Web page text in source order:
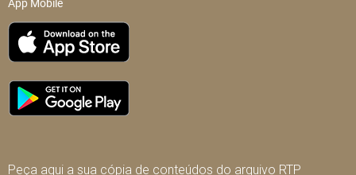
App Mobile
Peça aqui a sua cópia de conteúdos do arquivo RTP